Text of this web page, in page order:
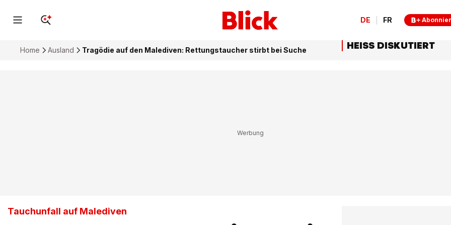
DE FR
Home Ausland Tragödie auf den Malediven: Rettungstaucher stirbt bei Suche
Tauchunfall auf Malediven
HEISS DISKUTIERT